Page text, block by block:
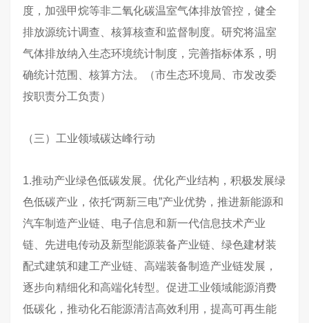
度，加强甲烷等非二氧化碳温室气体排放管控，健全
排放源统计调查、核算核查和监督制度。研究将温室
气体排放纳入生态环境统计制度，完善指标体系，明
确统计范围、核算方法。（市生态环境局、市发改委
按职责分工负责）
（三）工业领域碳达峰行动
1.推动产业绿色低碳发展。优化产业结构，积极发展绿
色低碳产业，依托“两新三电”产业优势，推进新能源和
汽车制造产业链、电子信息和新一代信息技术产业
链、先进电传动及新型能源装备产业链、绿色建材装
配式建筑和建工产业链、高端装备制造产业链发展，
逐步向精细化和高端化转型。促进工业领域能源消费
低碳化，推动化石能源清洁高效利用，提高可再生能